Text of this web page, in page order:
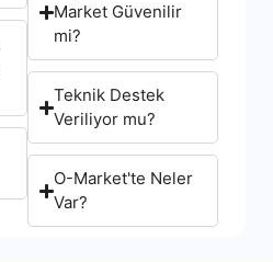
Market Güvenilir
mi?
Teknik Destek
Veriliyor mu?
O-Market'te Neler
Var?